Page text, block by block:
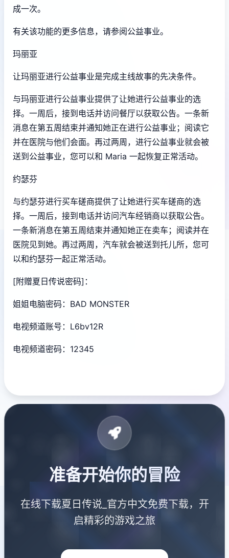
成一次。
有关该功能的更多信息，请参阅公益事业。
玛丽亚
让玛丽亚进行公益事业是完成主线故事的先决条件。
与玛丽亚进行公益事业提供了让她进行公益事业的选
择。一周后，接到电话并访问餐厅以获取公告。一条新
消息在第五周结束并通知她正在进行公益事业；阅读它
并在医院与他们会面。再过两周，进行公益事业就会被
送到公益事业，您可以和 Maria 一起恢复正常活动。
约瑟芬
与约瑟芬进行买车磋商提供了让她进行买车磋商的选
择。一周后，接到电话并访问汽车经销商以获取公告。
一条新消息在第五周结束并通知她正在卖车；阅读并在
医院见到她。再过两周，汽车就会被送到托儿所，您可
以和约瑟芬一起正常活动。
[附赠夏日传说密码]：
姐姐电脑密码：BAD MONSTER
电视频道账号：L6bv12R
电视频道密码：12345
准备开始你的冒险
在线下载夏日传说_官方中文免费下载，开
启精彩的游戏之旅